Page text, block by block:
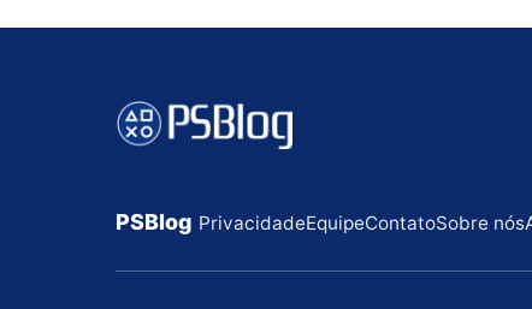
PSBlog PrivacidadeEquipeContatoSobre nós